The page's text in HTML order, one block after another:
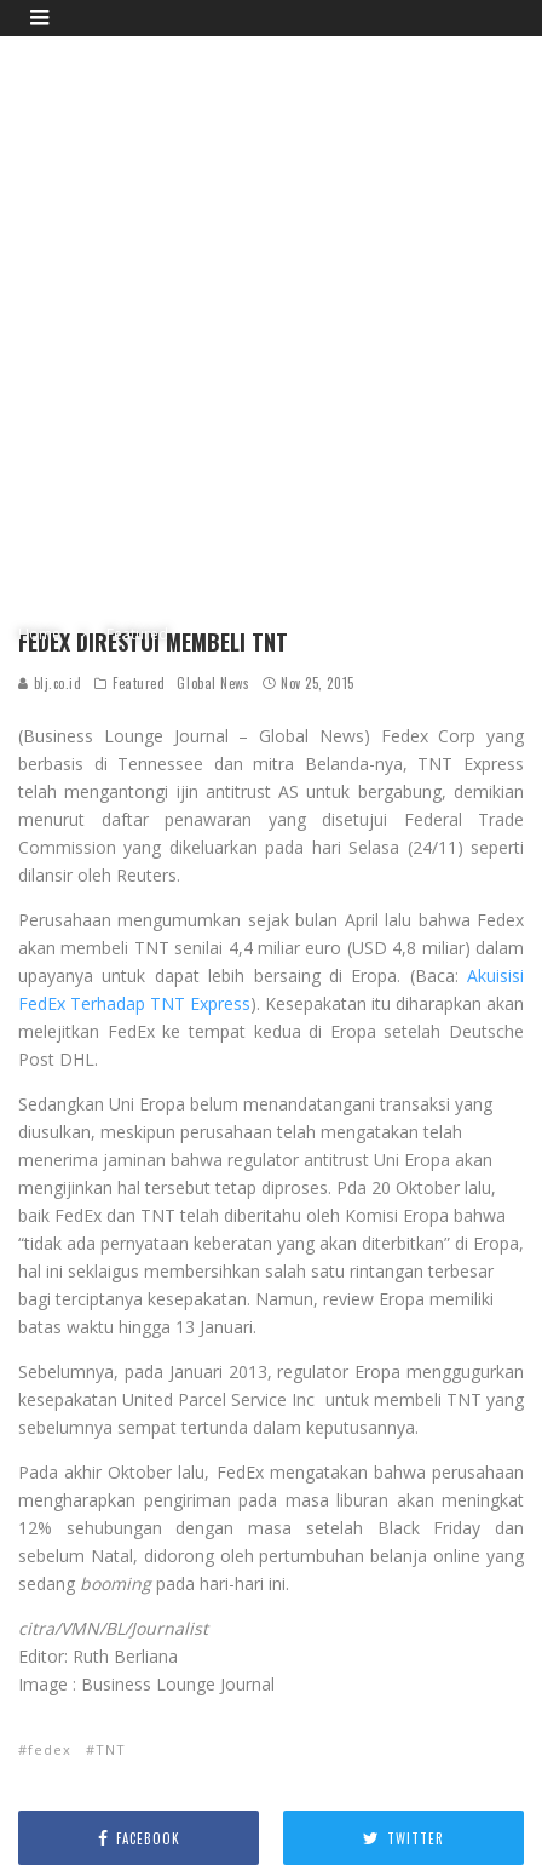
Home Featured
FEDEX DIRESTUI MEMBELI TNT
blj.co.id Featured Global News Nov 25, 2015
(Business Lounge Journal – Global News) Fedex Corp yang
berbasis di Tennessee dan mitra Belanda-nya, TNT Express
telah mengantongi ijin antitrust AS untuk bergabung, demikian
menurut daftar penawaran yang disetujui Federal Trade
Commission yang dikeluarkan pada hari Selasa (24/11) seperti
dilansir oleh Reuters.
Perusahaan mengumumkan sejak bulan April lalu bahwa Fedex
akan membeli TNT senilai 4,4 miliar euro (USD 4,8 miliar) dalam
upayanya untuk dapat lebih bersaing di Eropa. (Baca: Akuisisi
FedEx Terhadap TNT Express). Kesepakatan itu diharapkan akan
melejitkan FedEx ke tempat kedua di Eropa setelah Deutsche
Post DHL.
Sedangkan Uni Eropa belum menandatangani transaksi yang
diusulkan, meskipun perusahaan telah mengatakan telah
menerima jaminan bahwa regulator antitrust Uni Eropa akan
mengijinkan hal tersebut tetap diproses. Pda 20 Oktober lalu,
baik FedEx dan TNT telah diberitahu oleh Komisi Eropa bahwa
“tidak ada pernyataan keberatan yang akan diterbitkan” di Eropa,
hal ini seklaigus membersihkan salah satu rintangan terbesar
bagi terciptanya kesepakatan. Namun, review Eropa memiliki
batas waktu hingga 13 Januari.
Sebelumnya, pada Januari 2013, regulator Eropa menggugurkan
kesepakatan United Parcel Service Inc untuk membeli TNT yang
sebelumnya sempat tertunda dalam keputusannya.
Pada akhir Oktober lalu, FedEx mengatakan bahwa perusahaan
mengharapkan pengiriman pada masa liburan akan meningkat
12% sehubungan dengan masa setelah Black Friday dan
sebelum Natal, didorong oleh pertumbuhan belanja online yang
sedang booming pada hari-hari ini.
citra/VMN/BL/Journalist
Editor: Ruth Berliana
Image : Business Lounge Journal
fedex TNT
FACEBOOK TWITTER